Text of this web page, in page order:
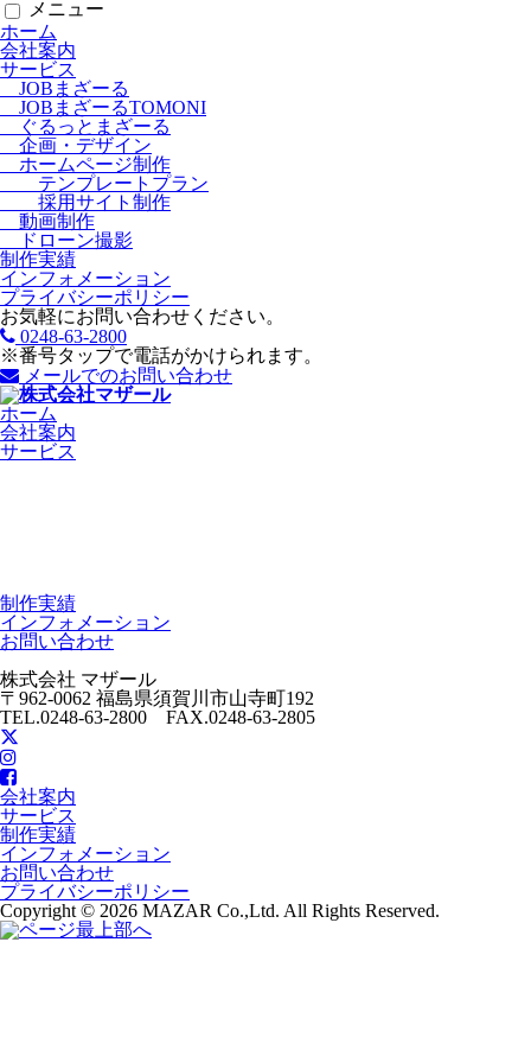
メニュー
ホーム
会社案内
サービス
JOBまざーる
JOBまざーるTOMONI
ぐるっとまざーる
企画・デザイン
ホームページ制作
テンプレートプラン
採用サイト制作
動画制作
ドローン撮影
制作実績
インフォメーション
プライバシーポリシー
お気軽にお問い合わせください。
0248-63-2800
※番号タップで電話がかけられます。
メールでのお問い合わせ
ホーム
会社案内
サービス
制作実績
インフォメーション
お問い合わせ
株式会社 マザール
〒962-0062 福島県須賀川市山寺町192
TEL.0248-63-2800 FAX.0248-63-2805
会社案内
サービス
制作実績
インフォメーション
お問い合わせ
プライバシーポリシー
Copyright © 2026 MAZAR Co.,Ltd. All Rights Reserved.